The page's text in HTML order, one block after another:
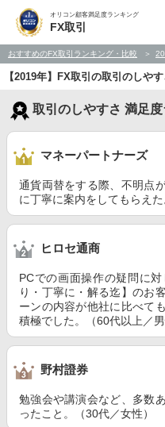
オリコン顧客満足度ランキング
FX取引
おすすめのFX取引ランキング・比較
【2019年】FX取引の取引のしや
取引のしやすさ 満足
マネーパートナーズ
通貨両替をする際、不明点
に丁寧に案内をしてもらえた
ヒロセ通商
PCでの画面操作の疑問に
り・丁寧に・解る迄】のお
ーンの内容が他社に比べて
積極でした。（60代以上／男
野村證券
勉強会や講演会など、多数
ったこと。（30代／女性）